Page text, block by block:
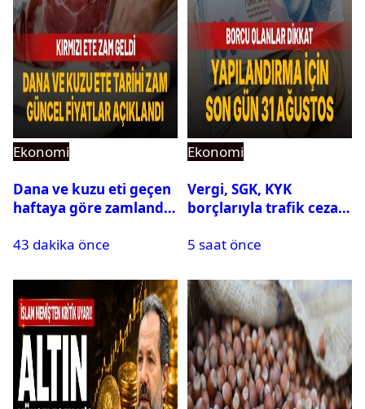
Ekonomi
Dana ve kuzu eti geçen
haftaya göre zamlandı:
açıklandı
43 dakika önce
Ekonomi
Vergi, SGK, KYK
borçlarıyla trafik cezası
5 saat önce